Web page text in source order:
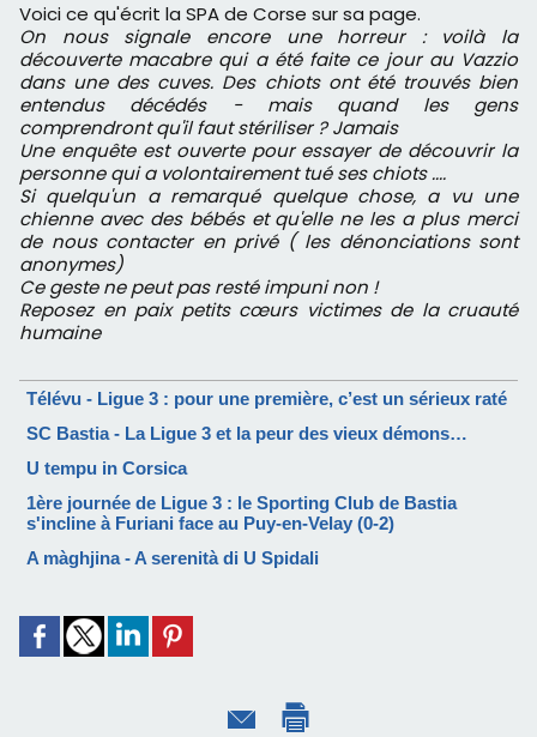
Voici ce qu'écrit la SPA de Corse sur sa page.
On nous signale encore une horreur : voilà la
découverte macabre qui a été faite ce jour au Vazzio
dans une des cuves. Des chiots ont été trouvés bien
entendus décédés - mais quand les gens
comprendront qu'il faut stériliser ? Jamais
Une enquête est ouverte pour essayer de découvrir la
personne qui a volontairement tué ses chiots ....
Si quelqu'un a remarqué quelque chose, a vu une
chienne avec des bébés et qu'elle ne les a plus merci
de nous contacter en privé ( les dénonciations sont
anonymes)
Ce geste ne peut pas resté impuni non !
Reposez en paix petits cœurs victimes de la cruauté
humaine
Télévu - Ligue 3 : pour une première, c’est un sérieux raté
SC Bastia - La Ligue 3 et la peur des vieux démons…
U tempu in Corsica
1ère journée de Ligue 3 : le Sporting Club de Bastia
s'incline à Furiani face au Puy-en-Velay (0-2)
A màghjina - A serenità di U Spidali